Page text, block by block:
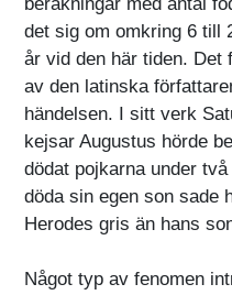
det sig om omkring 6 till
år vid den här tiden. Det
av den latinska
händelsen. I sitt verk
kejsar Augustus hörde
dödat pojkarna under
döda sin egen son sade
Herodes gris än hans
Något typ av fenomen